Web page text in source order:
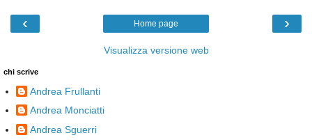
‹ ›
Home page
Visualizza versione web
chi scrive
Andrea Frullanti
Andrea Monciatti
Andrea Sguerri